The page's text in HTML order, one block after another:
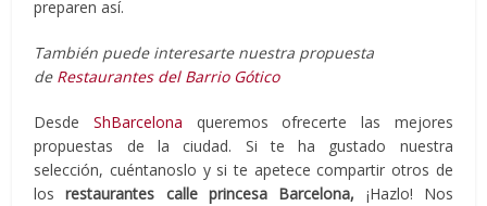
preparen así.
También puede interesarte nuestra propuesta
de Restaurantes del Barrio Gótico
Desde ShBarcelona queremos ofrecerte las mejores
propuestas de la ciudad. Si te ha gustado nuestra
selección, cuéntanoslo y si te apetece compartir otros de
losrestaurantes calle princesa Barcelona, ¡Hazlo! Nos